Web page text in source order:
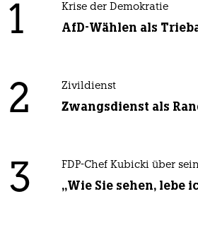
1 Krise der Demokratie
AfD-Wählen als
2 Zivildienst
Zwangsdienst als
3 FDP-Chef Kubicki über
„Wie Sie sehen, lebe